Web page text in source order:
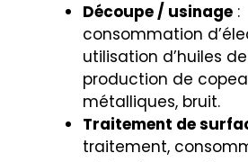
Découpe / usinage :
consommation
utilisation d’huiles
production de
métalliques, bruit.
Traitement de
traitement,